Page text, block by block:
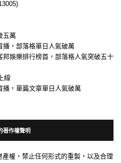
五萬
播，部落格單日人氣破萬
娛樂排行榜首，部落格人氣突破五十
線
播，單篇文章單日人氣破萬
著作權聲明
權，禁止任何形式的重製，以及合理